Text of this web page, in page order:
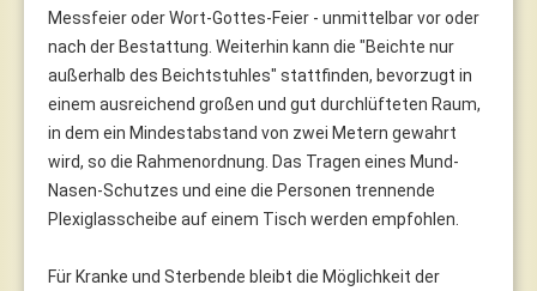
Messfeier oder Wort-Gottes-Feier - unmittelbar vor oder
nach der Bestattung. Weiterhin kann die "Beichte nur
außerhalb des Beichtstuhles" stattfinden, bevorzugt in
einem ausreichend großen und gut durchlüfteten Raum,
in dem ein Mindestabstand von zwei Metern gewahrt
wird, so die Rahmenordnung. Das Tragen eines Mund-
Nasen-Schutzes und eine die Personen trennende
Plexiglasscheibe auf einem Tisch werden empfohlen.
Für Kranke und Sterbende bleibt die Möglichkeit der